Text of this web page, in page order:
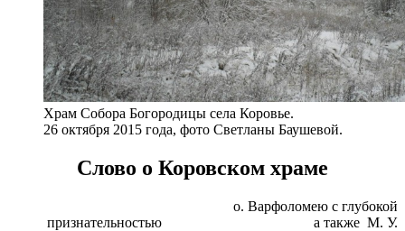
Храм Собора Богородицы села Коровье.
26 октября 2015 года, фото Светланы Баушевой.
Слово о Коровском храме
о. Варфоломею с глубокой
признательностью а также М. У.